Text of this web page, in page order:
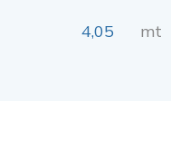
4,05 mt